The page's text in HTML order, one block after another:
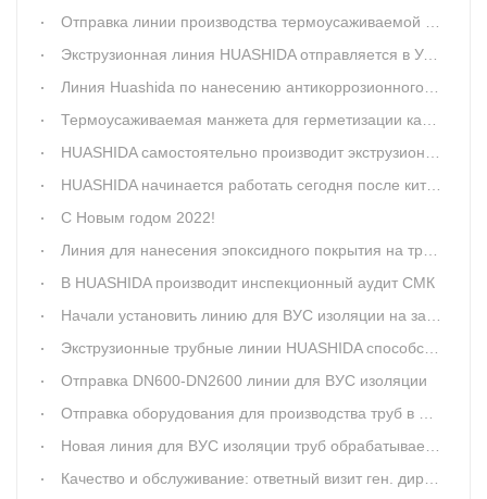
Отправка линии производства термоусаживаемой ленты
Экструзионная линия HUASHIDA отправляется в Урумчи
Линия Huashida по нанесению антикоррозионного покрытия на стальные трубы 3LPE стала лучшим выбором для трубопроводных предприятий
Термоусаживаемая манжета для герметизации канализации
HUASHIDA самостоятельно производит экструзионную головку для экструзии труб диаметром до 2350мм
HUASHIDA начинается работать сегодня после китайского Ногового Года!
С Новым годом 2022!
Линия для нанесения эпоксидного покрытия на трубы DN600-2600mm установлена
В HUASHIDA производит инспекционный аудит СМК
Начали установить линию для ВУС изоляции на заводе заказчика
Экструзионные трубные линии HUASHIDA способствуют реконструкции старых трубопроводов
Отправка DN600-DN2600 линии для ВУС изоляции
Отправка оборудования для производства труб в ППУ изоляции
Новая линия для ВУС изоляции труб обрабатывается в цехе HUASHIDA
Качество и обслуживание: ответный визит ген. директора в компанию 《Hongxin》